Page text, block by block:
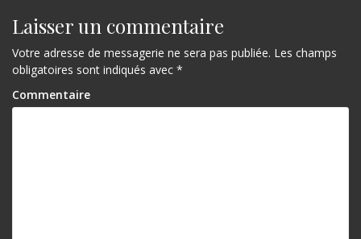
i
g
a
t
Laisser un commentaire
Votre adresse de messagerie ne sera pas publiée. Les champs
obligatoires sont indiqués avec *
Commentaire